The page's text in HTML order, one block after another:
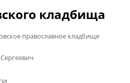
кладбища
православное кладбище